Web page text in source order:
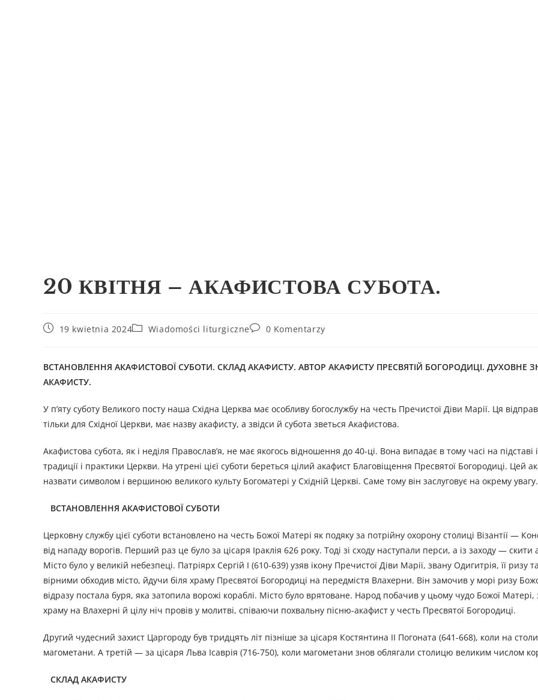
20 КВІТНЯ – АКАФИСТОВА СУБОТА.
19 kwietnia 2024 Wiadomości liturgiczne 0 Komentarzy
ВСТАНОВЛЕННЯ АКАФИСТОВОЇ СУБОТИ. СКЛАД АКАФИСТУ. АВТОР АКАФИСТУ ПРЕСВЯТІЙ БОГОРОДИЦІ. ДУХОВНЕ
АКАФИСТУ.
У п’яту суботу Великого посту наша Східна Церква має особливу богослужбу на честь Пречистої Діви Марії. Ця
тільки для Східної Церкви, має назву акафисту, а звідси й субота зветься Акафистова.
Акафистова субота, як і неділя Православ’я, не має якогось відношення до 40-ці. Вона випадає в тому часі на підставі
традиції і практики Церкви. На утрені цієї суботи береться цілий акафист Благовіщення Пресвятої Богородиці. Цей
назвати символом і вершиною великого культу Богоматері у Східній Церкві. Саме тому він заслуговує на окрему увагу.
ВСТАНОВЛЕННЯ АКАФИСТОВОЇ СУБОТИ
Церковну службу цієї суботи встановлено на честь Божої Матері як подяку за потрійну охорону столиці Візантії —
від нападу ворогів. Перший раз це було за цісаря Іраклія 626 року. Тоді зі сходу наступали перси, а із заходу — скити
Місто було у великій небезпеці. Патріярх Сергій І (610-639) узяв ікону Пречистої Діви Марії, звану Одигитрія, її ризу
вірними обходив місто, йдучи біля храму Пресвятої Богородиці на передмістя Влахерни. Він замочив у морі ризу
відразу постала буря, яка затопила ворожі кораблі. Місто було врятоване. Народ побачив у цьому чудо Божої Матері,
храму на Влахерні й цілу ніч провів у молитві, співаючи похвальну пісню-акафист у честь Пресвятої Богородиці.
Другий чудесний захист Царгороду був тридцять літ пізніше за цісаря Костянтина II Погоната (641-668), коли на
магометани. А третій — за цісаря Льва Ісаврія (716-750), коли магометани знов облягали столицю великим числом
СКЛАД АКАФИСТУ